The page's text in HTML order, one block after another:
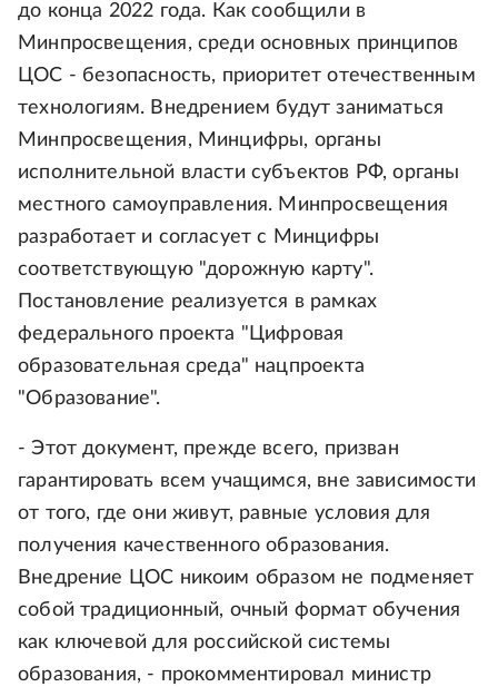
до конца 2022 года. Как сообщили в
Минпросвещения, среди основных принципов
ЦОС - безопасность, приоритет отечественным
технологиям. Внедрением будут заниматься
Минпросвещения, Минцифры, органы
исполнительной власти субъектов РФ, органы
местного самоуправления. Минпросвещения
разработает и согласует с Минцифры
соответствующую "дорожную карту".
Постановление реализуется в рамках
федерального проекта "Цифровая
образовательная среда" нацпроекта
"Образование".
- Этот документ, прежде всего, призван
гарантировать всем учащимся, вне зависимости
от того, где они живут, равные условия для
получения качественного образования.
Внедрение ЦОС никоим образом не подменяет
собой традиционный, очный формат обучения
как ключевой для российской системы
образования, - прокомментировал министр